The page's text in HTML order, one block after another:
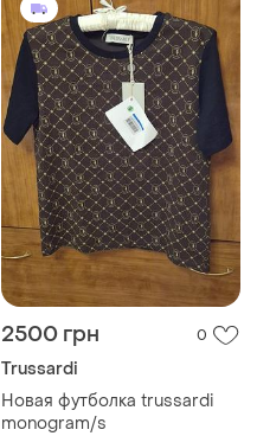
2500 грн 0
Trussardi
Новая футболка trussardi
monogram/s